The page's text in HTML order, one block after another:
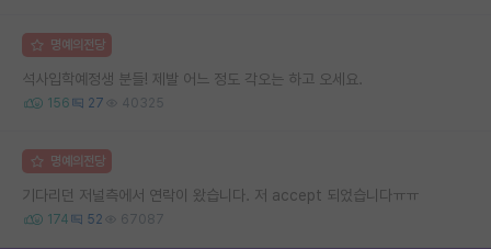
명예의전당
석사입학예정생 분들! 제발 어느 정도 각오는 하고 오세요.
156 27 40325
명예의전당
기다리던 저널측에서 연락이 왔습니다. 저 accept 되었습니다ㅠㅠ
174 52 67087